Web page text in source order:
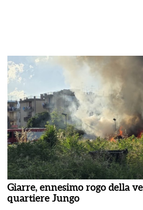
Giarre, ennesimo rogo della
quartiere Jungo